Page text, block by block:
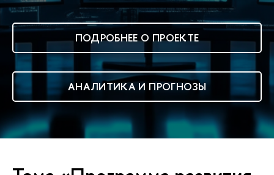
ПОДРОБНЕЕ О ПРОЕКТЕ
АНАЛИТИКА И ПРОГНОЗЫ